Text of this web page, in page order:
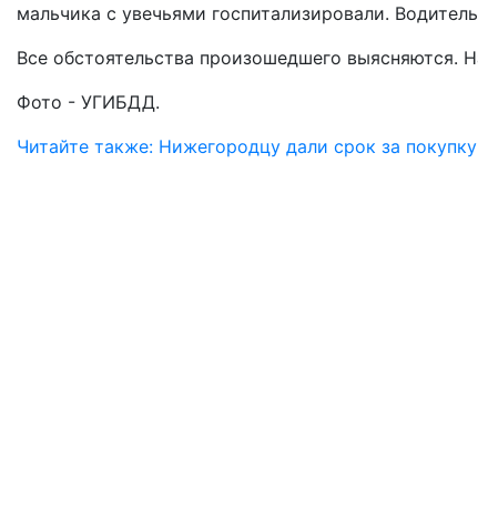
мальчика с увечьями госпитализировали.
Все обстоятельства произошедшего
Фото - УГИБДД.
Читайте также: Нижегородцу дали срок за